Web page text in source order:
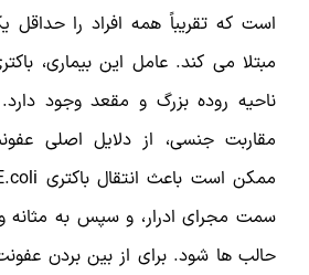
است که تقریباً همه افراد را حداقل
ناحیه روده بزرگ و مقعد وجود
مقاربت جنسی، از دلایل اصلی
سمت مجرای ادرار، و سپس به مثانه و
حالب ها شود. برای از بین بردن